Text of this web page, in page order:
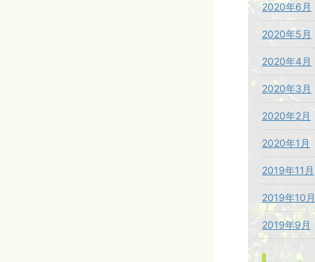
2020年6月
2020年5月
2020年4月
2020年3月
2020年2月
2020年1月
2019年11月
2019年10月
2019年9月